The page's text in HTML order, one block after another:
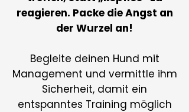
reagieren. Packe die Angst an
der Wurzel an!
Begleite deinen Hund mit
Management und vermittle ihm
Sicherheit, damit ein
entspanntes Training möglich